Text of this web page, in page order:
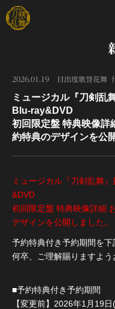
2026.01.19 目出度歌誉花舞
ミュージカル『刀剣乱
Blu-ray&DVD
初回限定盤 特典映像詳
約特典のデザインを公
ミュージカル『刀剣乱舞
&DVD
初回限定盤 特典映像詳細
デザインを公開しました。
予約特典付き予約期間を
何卒、ご理解賜りますよう
■予約特典付き予約期間
【変更前】2026年1月19